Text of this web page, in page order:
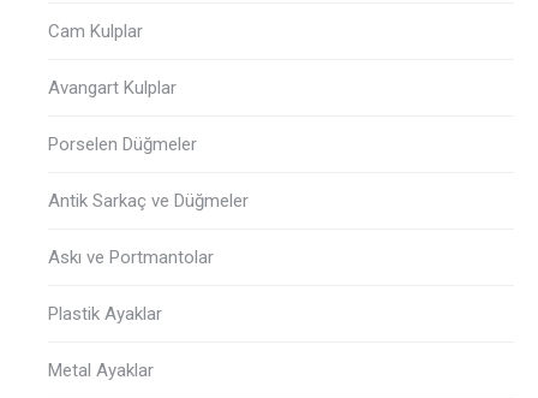
Cam Kulplar
Avangart Kulplar
Porselen Düğmeler
Antik Sarkaç ve Düğmeler
Askı ve Portmantolar
Plastik Ayaklar
Metal Ayaklar